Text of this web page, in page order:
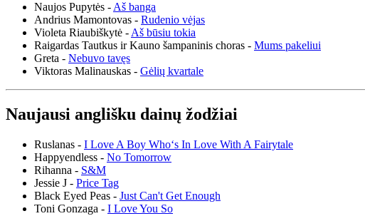
Naujos Pupytės - Aš banga
Andrius Mamontovas - Rudenio vėjas
Violeta Riaubiškytė - Aš būsiu tokia
Raigardas Tautkus ir Kauno šampaninis choras - Mums pakeliui
Greta - Nebuvo tavęs
Viktoras Malinauskas - Gėlių kvartale
Naujausi anglišku dainų žodžiai
Ruslanas - I Love A Boy Who‘s In Love With A Fairytale
Happyendless - No Tomorrow
Rihanna - S&M
Jessie J - Price Tag
Black Eyed Peas - Just Can't Get Enough
Toni Gonzaga - I Love You So